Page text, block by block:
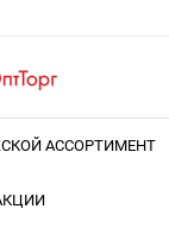
АССОРТИМЕНТ